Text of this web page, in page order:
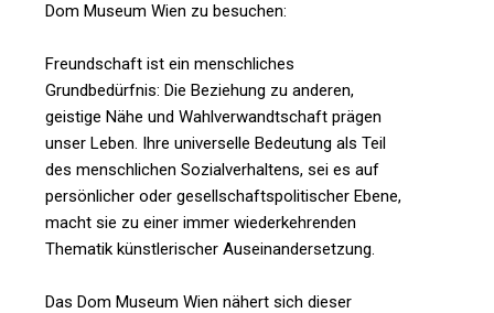
Dom Museum Wien zu besuchen:
Freundschaft ist ein menschliches
Grundbedürfnis: Die Beziehung zu anderen,
geistige Nähe und Wahlverwandtschaft prägen
unser Leben. Ihre universelle Bedeutung als Teil
des menschlichen Sozialverhaltens, sei es auf
persönlicher oder gesellschaftspolitischer Ebene,
macht sie zu einer immer wiederkehrenden
Thematik künstlerischer Auseinandersetzung.
Das Dom Museum Wien nähert sich dieser